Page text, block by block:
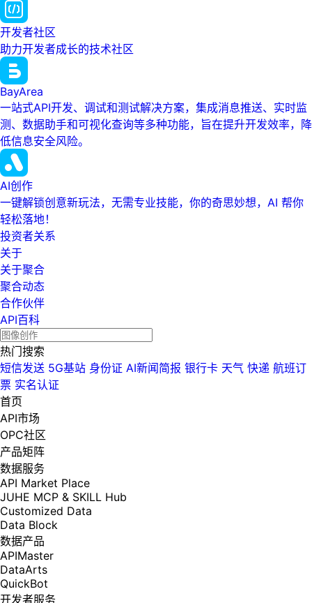
开发者社区
助力开发者成长的技术社区
BayArea
一站式API开发、调试和测试解决方案，集成消息推送、实时监
测、数据助手和可视化查询等多种功能，旨在提升开发效率，降
低信息安全风险。
AI创作
一键解锁创意新玩法，无需专业技能，你的奇思妙想，AI 帮你
轻松落地！
投资者关系
关于
关于聚合
聚合动态
合作伙伴
API百科
热门搜索
短信发送 5G基站 身份证 AI新闻简报 银行卡 天气 快递 航班订
票 实名认证
首页
API市场
OPC社区
产品矩阵
数据服务
API Market Place
JUHE MCP & SKILL Hub
Customized Data
Data Block
数据产品
APIMaster
DataArts
QuickBot
开发者服务